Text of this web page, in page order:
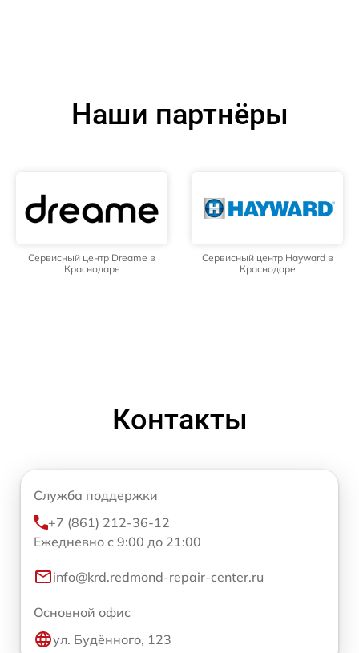
Наши партнёры
Сервисный центр Dreame в
Краснодаре
Сервисный центр Hayward в
Краснодаре
Контакты
Служба поддержки
+7 (861) 212-36-12
Ежедневно с 9:00 до 21:00
info@krd.redmond-repair-center.ru
Основной офис
ул. Будённого, 123